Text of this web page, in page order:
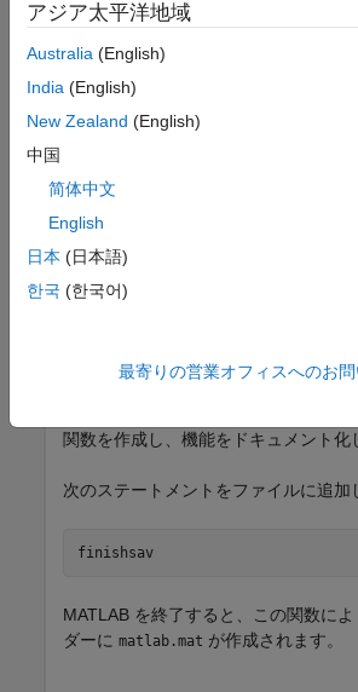
ワークスペースの MAT ファ
MATLAB の終了時にワークスペースを
します。
userpath
のファイルを開きます。
関数を作成し、機能をドキュメント化
次のステートメントをファイルに追加
finishsav
MATLAB を終了すると、この関数によ
ダーに matlab.mat が作成されます。
アジア太平洋地域
Australia (English)
India (English)
New Zealand (English)
中国
简体中文
English
日本 (日本語)
한국 (한국어)
最寄りの営業オフィスへのお